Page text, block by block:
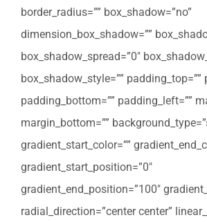
border_radius=”” box_shadow=”no”
dimension_box_shadow=””
box_shadow_spread=”0″
box_shadow_style=”” padding_top=””
padding_bottom=”” padding_left=””
margin_bottom=””
gradient_start_color=””
gradient_start_position=”0″
gradient_end_position=”100″
radial_direction=”center center”